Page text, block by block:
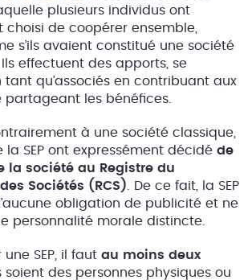
plusieurs individus ont
choisi de coopérer ensemble,
s’ils avaient constitué une société
effectuent des apports, se
qu’associés en contribuant aux
partageant les bénéfices.
à une société classique,
la SEP ont expressément décidé de
la société au Registre du
Sociétés (RCS) . De ce fait, la SEP
obligation de publicité et ne
personnalité morale distincte.
SEP, il faut au moins deux
soient des personnes physiques ou